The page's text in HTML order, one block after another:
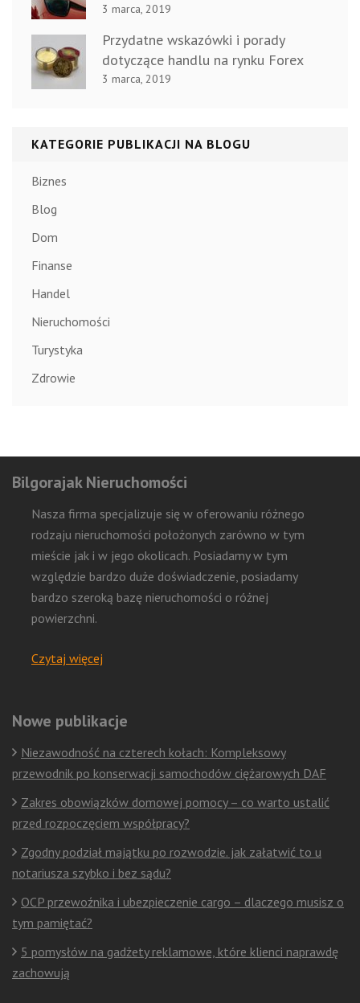
3 marca, 2019
Przydatne wskazówki i porady
dotyczące handlu na rynku Forex
3 marca, 2019
KATEGORIE PUBLIKACJI NA BLOGU
Biznes
Blog
Dom
Finanse
Handel
Nieruchomości
Turystyka
Zdrowie
Bilgorajak Nieruchomości
Nasza firma specjalizuje się w oferowaniu różnego
rodzaju nieruchomości położonych zarówno w tym
mieście jak i w jego okolicach. Posiadamy w tym
względzie bardzo duże doświadczenie, posiadamy
bardzo szeroką bazę nieruchomości o różnej
powierzchni.
Czytaj więcej
Nowe publikacje
Niezawodność na czterech kołach: Kompleksowy
przewodnik po konserwacji samochodów ciężarowych DAF
Zakres obowiązków domowej pomocy – co warto ustalić
przed rozpoczęciem współpracy?
Zgodny podział majątku po rozwodzie. jak załatwić to u
notariusza szybko i bez sądu?
OCP przewoźnika i ubezpieczenie cargo – dlaczego musisz o
tym pamiętać?
5 pomysłów na gadżety reklamowe, które klienci naprawdę
zachowują